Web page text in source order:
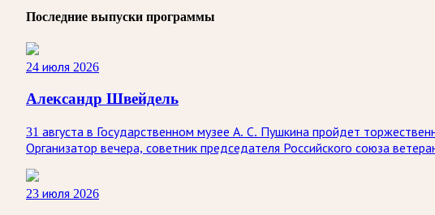
Последние выпуски программы
24 июля 2026
Александр Швейдель
31 августа в Государственном музее А. С. Пушкина пройдет
Организатор вечера, советник председателя Российского союза
23 июля 2026